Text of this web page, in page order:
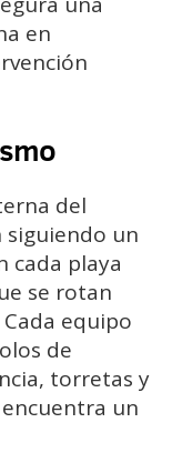
en
del
siguiendo un
cada playa
se rotan
equipo
de
torretas y
un